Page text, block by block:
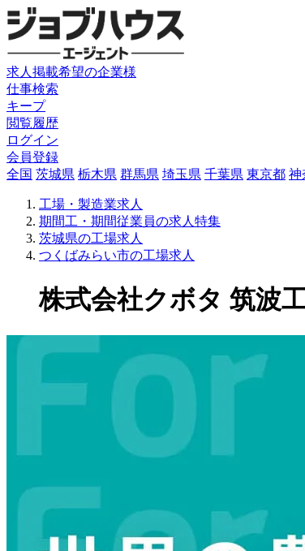
求人掲載希望の企業様
仕事検索
キープ
閲覧履歴
ログイン
会員登録
全国 茨城県 栃木県 群馬県 埼玉県 千葉県 東京都 神
工場・製造業求人
期間工・期間従業員の求人特集
茨城県の工場求人
つくばみらい市の工場求人
株式会社クボタ 筑波